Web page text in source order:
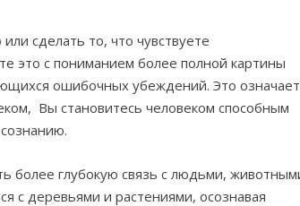
сделать то, что чувствуете
это с пониманием более полной картины
ошибочных убеждений. Это
Вы становитесь человеком способным
более глубокую связь с людьми,
с деревьями и растениями, осознавая